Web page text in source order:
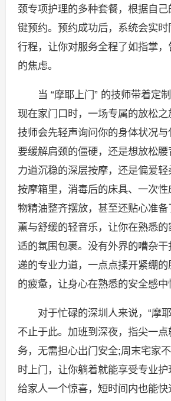
颈专项护理的多种套餐，根据自
键预约。预约成功后，系统会实时
行程，让你对服务全程了如指掌
的焦虑。
当 “摩耶上门” 的技师带着定制
现在家门口时，一场专属的放松之
技师会先轻声询问你的身体状况
要缓解肩颈的僵硬，还是想放松
力道沉稳的深层按摩，还是偏爱轻
按摩箱里，消毒后的床具、一次
物精油整齐摆放，甚至还贴心准
薰与舒缓的轻音乐，让你在熟悉
适的氛围包裹。没有外界的嘈杂
递的专业力道，一点点揉开紧绷
的疲惫，让身心在熟悉的安全感中
对于忙碌的深圳人来说，“摩耶
不止于此。加班到深夜，指尖一
务，无需担心出门安全;周末宅家
时上门，让你躺着就能享受专业
给家人一个惊喜，短时间内也能